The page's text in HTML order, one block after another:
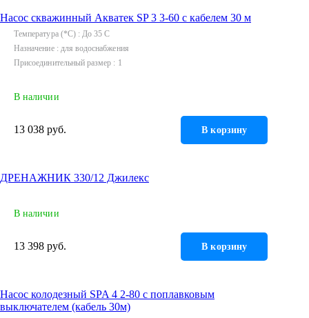
Насос скважинный Акватек SP 3 3-60 с кабелем 30 м
Температура (*С)
До 35 C
Назначение
для водоснабжения
Присоединительный размер
1
В наличии
13 038 руб. В корзину
ДРЕНАЖНИК 330/12 Джилекс
В наличии
13 398 руб. В корзину
Насос колодезный SPA 4 2-80 с поплавковым
выключателем (кабель 30м)